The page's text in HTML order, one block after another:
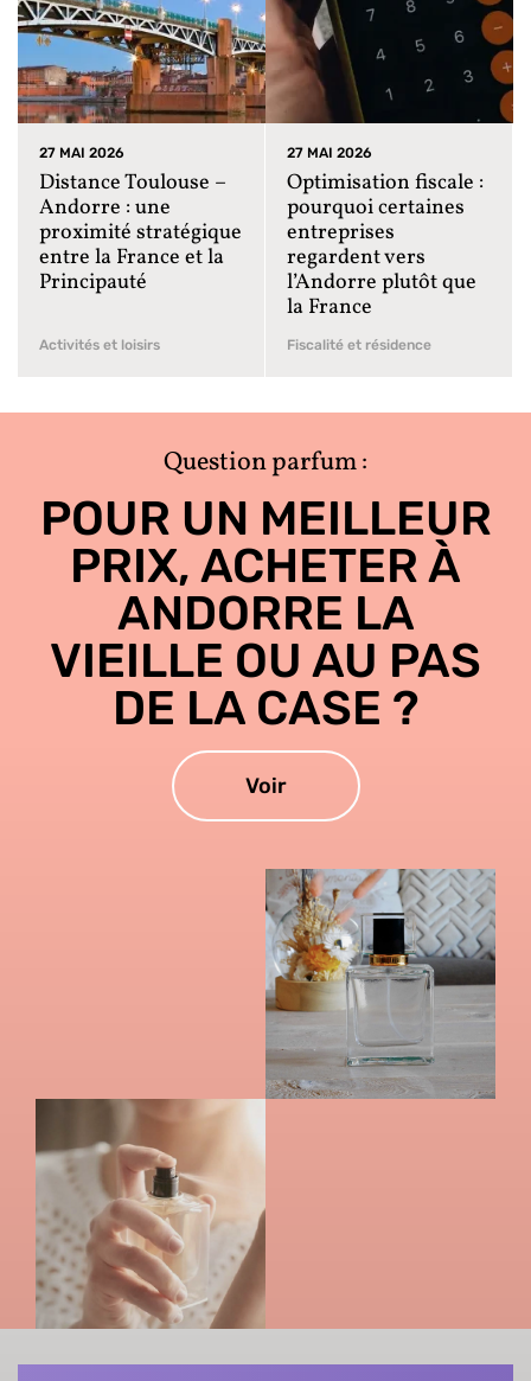
27 MAI 2026
Distance Toulouse –
Andorre : une
proximité stratégique
entre la France et la
Principauté
Activités et loisirs
27 MAI 2026
Optimisation fiscale :
pourquoi certaines
entreprises
regardent vers
l’Andorre plutôt que
la France
Fiscalité et résidence
Question parfum :
POUR UN MEILLEUR
PRIX, ACHETER À
ANDORRE LA
VIEILLE OU AU PAS
DE LA CASE ?
Voir